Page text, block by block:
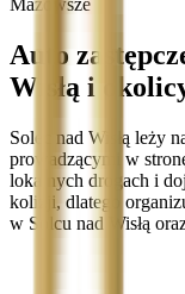
Mazowsze
Auto
Wisłą i
Solec nad Wisłą leży
prowadzącymi w
lokalnych drogach i
kolizji, dlatego
w Solcu nad Wisłą